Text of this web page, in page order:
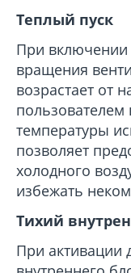
Теплый пуск
При включении
вращения
возрастает от
пользователем
температуры
позволяет
холодного
избежать
Тихий
При активации